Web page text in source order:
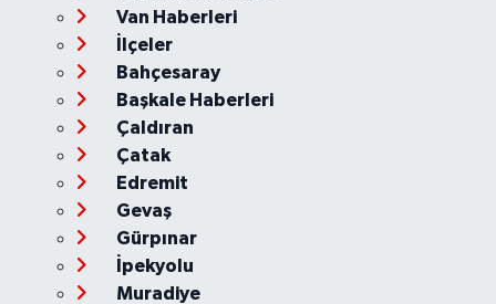
Van Haberleri
İlçeler
Bahçesaray
Başkale Haberleri
Çaldıran
Çatak
Edremit
Gevaş
Gürpınar
İpekyolu
Muradiye